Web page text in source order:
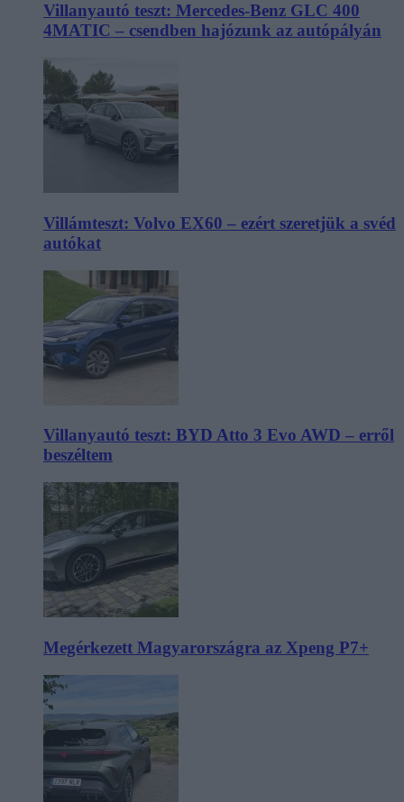
Villanyautó teszt: Mercedes-Benz GLC 400
4MATIC – csendben hajózunk az autópályán
Villámteszt: Volvo EX60 – ezért szeretjük a svéd
autókat
Villanyautó teszt: BYD Atto 3 Evo AWD – erről
beszéltem
Megérkezett Magyarországra az Xpeng P7+